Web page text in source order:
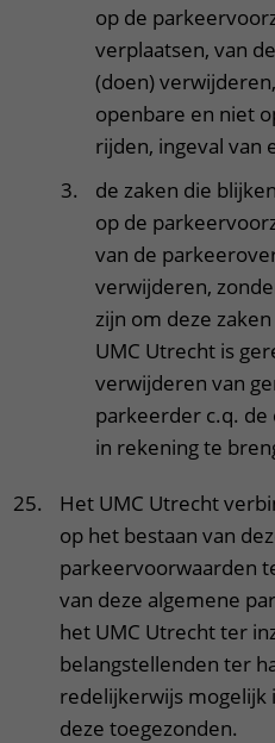
op de
verplaatsen, van
(doen)
openbare en niet
rijden, ingeval van
de zaken die
op de
van de
verwijderen,
zijn om deze
UMC Utrecht is
verwijderen van
parkeerder c.q.
in rekening te
Het UMC Utrecht
op het bestaan van
parkeervoorwaarden
van deze algemene
het UMC Utrecht ter
belangstellenden ter
redelijkerwijs mogelijk
deze toegezonden.